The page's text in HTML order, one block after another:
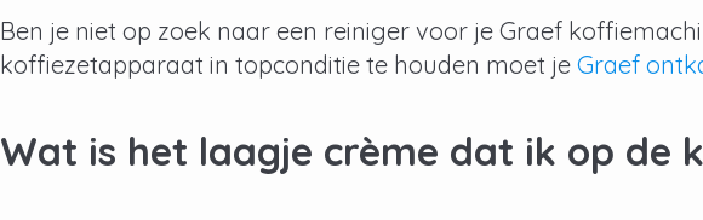
Ben je niet op zoek naar een reiniger voor je Graef
koffiezetapparaat in topconditie te houden moet je Graef
Wat is het laagje crème dat ik op de